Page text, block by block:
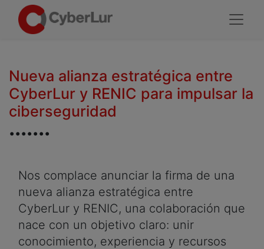
Nueva alianza estratégica entre
CyberLur y RENIC para impulsar la
ciberseguridad
.......
Nos complace anunciar la firma de una
nueva alianza estratégica entre
CyberLur y RENIC, una colaboración que
nace con un objetivo claro: unir
conocimiento, experiencia y recursos